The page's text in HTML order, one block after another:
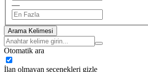
—
Arama Kelimesi
Otomatik ara
İlan olmayan seçenekleri gizle